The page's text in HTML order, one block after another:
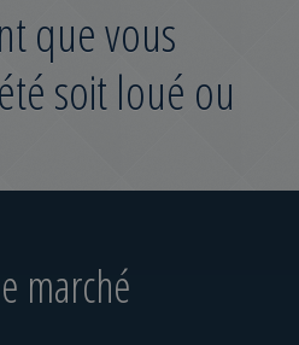
que vous
soit loué ou
marché